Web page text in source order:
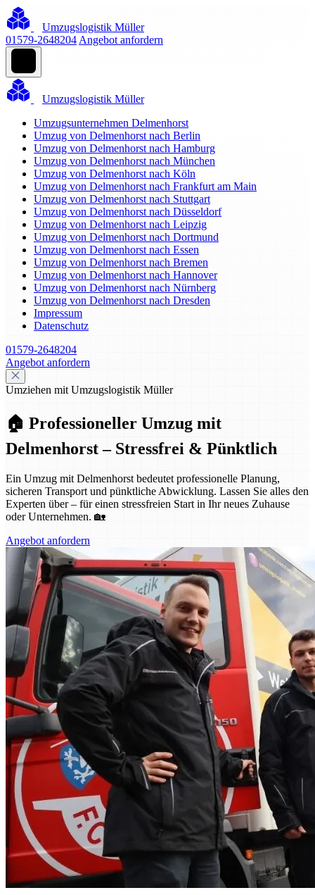
Umzugslogistik Müller
01579-2648204 Angebot anfordern
Umzugslogistik Müller
Umzugsunternehmen Delmenhorst
Umzug von Delmenhorst nach Berlin
Umzug von Delmenhorst nach Hamburg
Umzug von Delmenhorst nach München
Umzug von Delmenhorst nach Köln
Umzug von Delmenhorst nach Frankfurt am Main
Umzug von Delmenhorst nach Stuttgart
Umzug von Delmenhorst nach Düsseldorf
Umzug von Delmenhorst nach Leipzig
Umzug von Delmenhorst nach Dortmund
Umzug von Delmenhorst nach Essen
Umzug von Delmenhorst nach Bremen
Umzug von Delmenhorst nach Hannover
Umzug von Delmenhorst nach Nürnberg
Umzug von Delmenhorst nach Dresden
Impressum
Datenschutz
01579-2648204
Angebot anfordern
Umziehen mit Umzugslogistik Müller
🏠 Professioneller Umzug mit
Delmenhorst – Stressfrei & Pünktlich
Ein Umzug mit Delmenhorst bedeutet professionelle Planung,
sicheren Transport und pünktliche Abwicklung. Lassen Sie alles den
Experten über – für einen stressfreien Start in Ihr neues Zuhause
oder Unternehmen. 🏡
Angebot anfordern